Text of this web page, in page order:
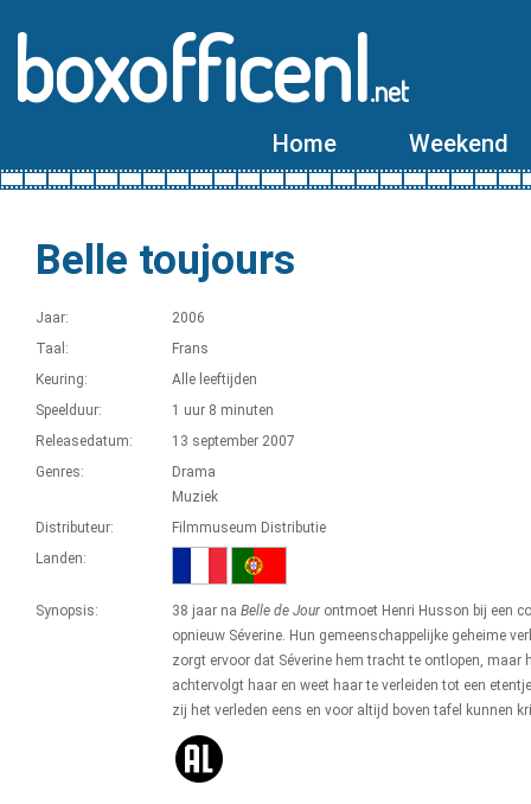
boxofficenl.net
Home Weekend
Belle toujours
Jaar:
2006
Taal:
Frans
Keuring:
Alle leeftijden
Speelduur:
1 uur 8 minuten
Releasedatum:
13 september 2007
Genres:
Drama
Muziek
Distributeur:
Filmmuseum Distributie
Landen:
Synopsis: 38 jaar na Belle de Jourontmoet Henri Husson bij een
opnieuw Séverine. Hun gemeenschappelijke geheime
zorgt ervoor dat Séverine hem tracht te ontlopen, maar
achtervolgt haar en weet haar te verleiden tot een
zij het verleden eens en voor altijd boven tafel kunnen